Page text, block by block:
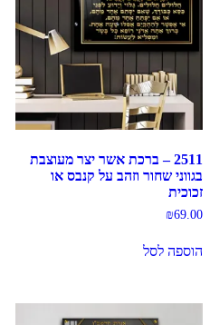
2511 – ברכת אשר יצר מעוצבת
בגווני שחור וזהב על קנבס או
זכוכית
₪69.00
הוספה לסל